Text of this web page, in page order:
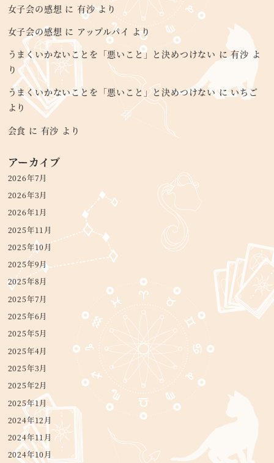
女子会の感想 に 有沙より
女子会の感想 に アップルパイ より
うまくいかないことを「悪いこと」と決めつけない に有沙 よ
り
うまくいかないことを「悪いこと」と決めつけない にいちご
より
会食 に 有沙 より
アーカイブ
2026年7月
2026年3月
2026年1月
2025年11月
2025年10月
2025年9月
2025年8月
2025年7月
2025年6月
2025年5月
2025年4月
2025年3月
2025年2月
2025年1月
2024年12月
2024年11月
2024年10月